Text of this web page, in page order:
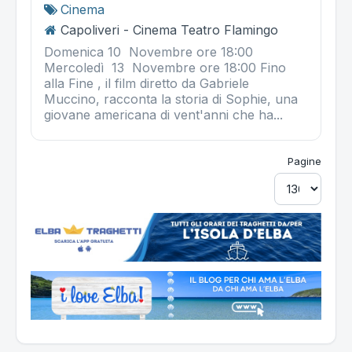
Cinema
Capoliveri - Cinema Teatro Flamingo
Domenica 10 Novembre ore 18:00
Mercoledì 13 Novembre ore 18:00 Fino
alla Fine , il film diretto da Gabriele
Muccino, racconta la storia di Sophie, una
giovane americana di vent'anni che ha...
Pagine